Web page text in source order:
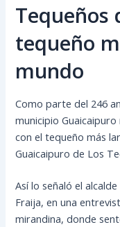
tequeño
mundo
Como parte del 246
municipio
con el tequeño más
Guaicaipuro de Los
Así lo señaló el
Fraija, en una
mirandina, donde